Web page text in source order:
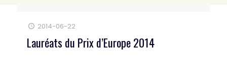
2014-06-22
Lauréats du Prix d’Europe 2014